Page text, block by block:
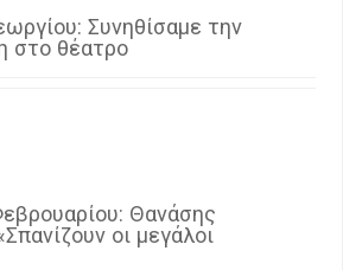
Συνηθίσαμε την
στο θέατρο
Θανάσης
οι μεγάλοι